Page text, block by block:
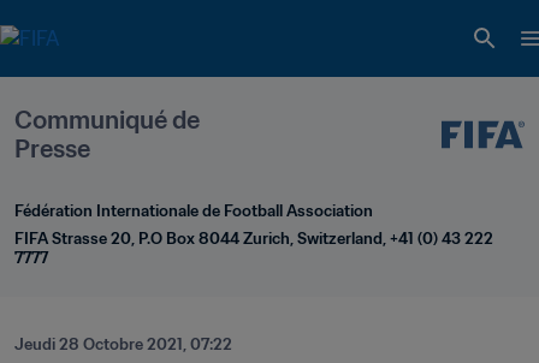
Communiqué de
Presse
Fédération Internationale de Football Association
FIFA Strasse 20, P.O Box 8044 Zurich, Switzerland, +41 (0) 43 222
7777
Jeudi 28 Octobre 2021, 07:22